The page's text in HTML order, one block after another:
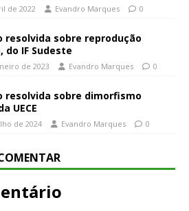
de 2022 Evandro Marques 0
resolvida sobre reprodução
do IF Sudeste
de 2023 Evandro Marques 0
resolvida sobre dimorfismo
UECE
de 2024 Evandro Marques 0